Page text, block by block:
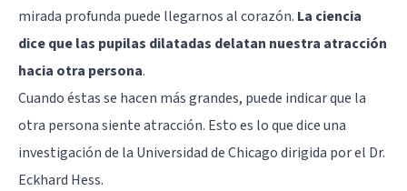
mirada profunda puede llegarnos al corazón. La ciencia
dice que las pupilas dilatadas delatan nuestra atracción
hacia otra persona.
Cuando éstas se hacen más grandes, puede indicar que la
otra persona siente atracción. Esto es lo que dice una
investigación de la Universidad de Chicago dirigida por el Dr.
Eckhard Hess.